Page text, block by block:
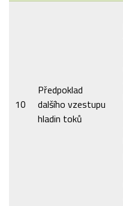
10
Předpoklad
dalšího vzestupu
hladin toků